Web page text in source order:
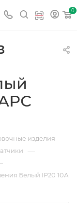
0
изделия
—
Белый IP20 10А